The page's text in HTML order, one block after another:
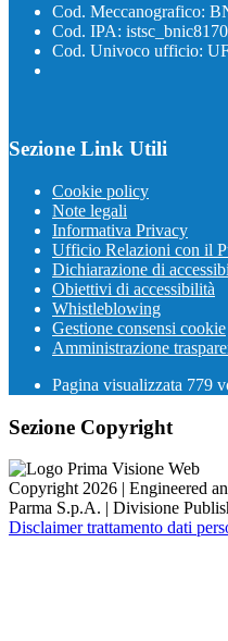
Cod. Meccanografico:
Cod. IPA:
Cod. Univoco ufficio:
Sezione Link Utili
Cookie policy
Note legali
Informativa Privacy
Ufficio Relazioni con il
Dichiarazione di
Obiettivi di accessibilità
Whistleblowing
Gestione consensi cookie
Amministrazione
Pagina visualizzata 779
Sezione Copyright
Copyright 2026 | Engineered
Parma S.p.A. | Divisione
Disclaimer trattamento dati